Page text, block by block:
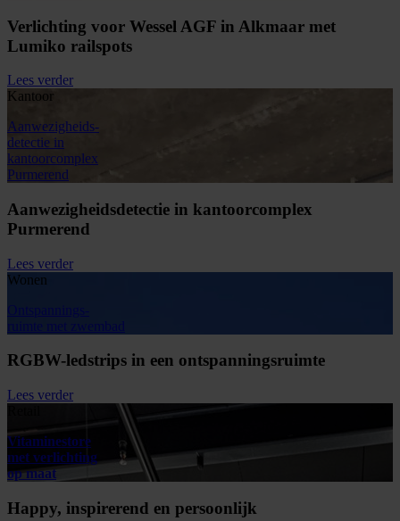
Verlichting voor Wessel AGF in Alkmaar met
Lumiko railspots
Lees verder
Kantoor
Aanwezigheids-
detectie in
kantoorcomplex
Purmerend
Aanwezigheidsdetectie in kantoorcomplex
Purmerend
Lees verder
Wonen
RGBW-ledstrips in een ontspanningsruimte
Lees verder
Vitaminestore
met verlichting
op maat
Happy, inspirerend en persoonlijk